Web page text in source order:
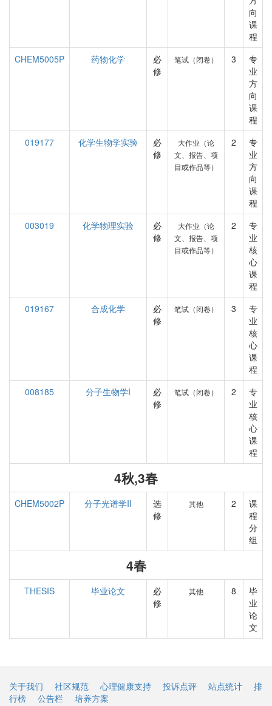
向
课
程
CHEM5005P
药物化学
必
修
笔试（闭卷） 3
专
业
方
向
课
程
019177
化学生物学实验
必
修
大作业（论
文、报告、项
目或作品等）
2
专
业
方
向
课
程
003019
化学物理实验
必
修
大作业（论
文、报告、项
目或作品等）
2
专
业
核
心
课
程
019167
合成化学
必
修
笔试（闭卷） 3
专
业
核
心
课
程
008185
分子生物学I
必
修
笔试（闭卷） 2
专
业
核
心
课
程
4秋,3春
CHEM5002P 分子光谱学II
选
修
其他 2
课
程
分
组
4春
THESIS 毕业论文
必
修
其他 8
毕
业
论
文
关于我们 社区规范 心理健康支持 投诉点评 站点统计
排
行榜
公告栏 培养方案